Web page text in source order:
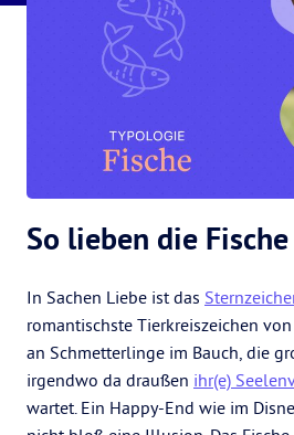
So lieben die Fische
In Sachen Liebe ist das
romantischste Tierkreiszeichen
an Schmetterlinge im Bauch, die
irgendwo da draußen ihr(e)
wartet. Ein Happy-End wie im